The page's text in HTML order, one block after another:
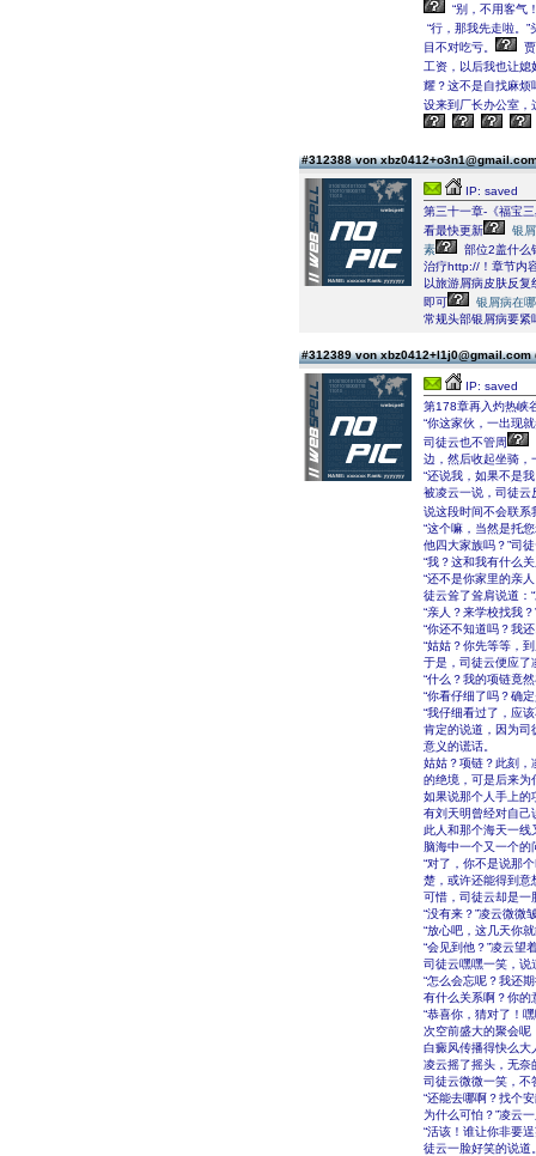
“别，不用客气
“行，那我先走啦。
目不对吃亏。
工资，以后我也让媳
耀？这不是自找麻烦
设来到厂长办公室，
#312388 von
IP: saved
第三十一章-《福宝
看最快更新
银
素
部位2盖什么
治疗http://！章节内
以旅游屑病皮肤反
即可
银屑病在
常规头部银屑病要紧
#312389 von xbz0412+l1j0@gmail.com
IP: saved
第178章再入灼热峡
“你这家伙，一出现
司徒云也不管周
边，然后收起坐骑，
“还说我，如果不是
被凌云一说，司徒云
说这段时间不会联系
“这个嘛，当然是托
他四大家族吗？”司
“我？这和我有什么
“还不是你家里的亲
徒云耸了耸肩说道：
“亲人？来学校找我
“你还不知道吗？我
“姑姑？你先等等，
于是，司徒云便应了
“什么？我的项链竟
“你看仔细了吗？确
“我仔细看过了，应
肯定的说道，因为司
意义的谎话。
姑姑？项链？此刻，
的绝境，可是后来为
如果说那个人手上的
有刘天明曾经对自己
此人和那个海天一线
脑海中一个又一个
“对了，你不是说那
楚，或许还能得到意
可惜，司徒云却是一
“没有来？”凌云微微
“放心吧，这几天你
“会见到他？”凌云望
司徒云嘿嘿一笑，说
“怎么会忘呢？我还
有什么关系啊？你的
“恭喜你，猜对了！
次空前盛大的聚会呢
白癜风传播得快么大
凌云摇了摇头，无奈
司徒云微微一笑，不
“还能去哪啊？找个
为什么可怕？”凌云
“活该！谁让你非要
徒云一脸好笑的说道